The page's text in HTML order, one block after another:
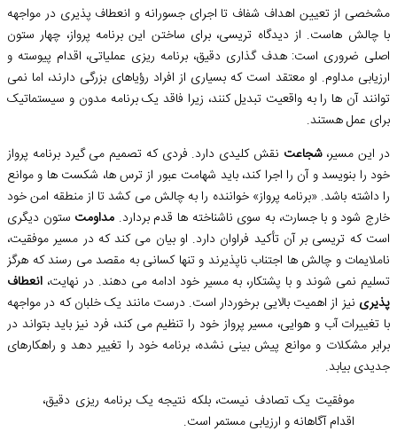
مشخصی از تعیین اهداف شفاف تا اجرای جسورانه و انعطاف پذیری در مواجهه
با چالش هاست. از دیدگاه تریسی، برای ساختن این برنامه پرواز، چهار ستون
اصلی ضروری است: هدف گذاری دقیق، برنامه ریزی عملیاتی، اقدام پیوسته و
ارزیابی مداوم. او معتقد است که بسیاری از افراد رؤیاهای بزرگی دارند، اما نمی
توانند آن ها را به واقعیت تبدیل کنند، زیرا فاقد یک برنامه مدون و سیستماتیک
برای عمل هستند.
در این مسیر،شجاعت نقش کلیدی دارد. فردی که تصمیم می گیرد برنامه پرواز
خود را بنویسد و آن را اجرا کند، باید شهامت عبور از ترس ها، شکست ها و موانع
را داشته باشد. «برنامه پرواز» خواننده را به چالش می کشد تا از منطقه امن خود
خارج شود و با جسارت، به سوی ناشناخته ها قدم بردارد. مداومت ستون دیگری
است که تریسی بر آن تأکید فراوان دارد. او بیان می کند که در مسیر موفقیت،
ناملایمات و چالش ها اجتناب ناپذیرند و تنها کسانی به مقصد می رسند که هرگز
تسلیم نمی شوند و با پشتکار، به مسیر خود ادامه می دهند. در نهایت، انعطاف
پذیری نیز از اهمیت بالایی برخوردار است. درست مانند یک خلبان که در مواجهه
با تغییرات آب و هوایی، مسیر پرواز خود را تنظیم می کند، فرد نیز باید بتواند در
برابر مشکلات و موانع پیش بینی نشده، برنامه خود را تغییر دهد و راهکارهای
جدیدی بیابد.
موفقیت یک تصادف نیست، بلکه نتیجه یک برنامه ریزی دقیق،
اقدام آگاهانه و ارزیابی مستمر است.